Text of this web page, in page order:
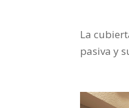
La
pasiva y